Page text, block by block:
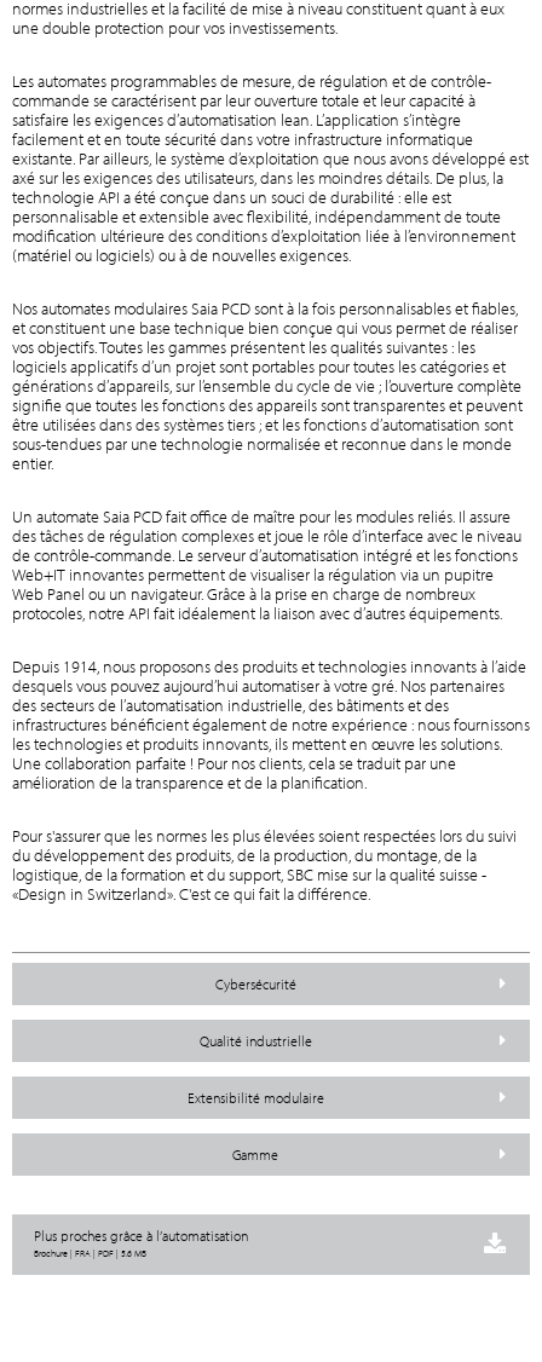
normes industrielles et la facilité de mise à niveau constituent quant à eux
une double protection pour vos investissements.
Les automates programmables de mesure, de régulation et de contrôle-
commande se caractérisent par leur ouverture totale et leur capacité à
satisfaire les exigences d’automatisation lean. L’application s’intègre
facilement et en toute sécurité dans votre infrastructure informatique
existante. Par ailleurs, le système d’exploitation que nous avons développé est
axé sur les exigences des utilisateurs, dans les moindres détails. De plus, la
technologie API a été conçue dans un souci de durabilité : elle est
personnalisable et extensible avec flexibilité, indépendamment de toute
modification ultérieure des conditions d’exploitation liée à l’environnement
(matériel ou logiciels) ou à de nouvelles exigences.
Nos automates modulaires Saia PCD sont à la fois personnalisables et fiables,
et constituent une base technique bien conçue qui vous permet de réaliser
vos objectifs. Toutes les gammes présentent les qualités suivantes : les
logiciels applicatifs d’un projet sont portables pour toutes les catégories et
générations d’appareils, sur l’ensemble du cycle de vie ; l’ouverture complète
signifie que toutes les fonctions des appareils sont transparentes et peuvent
être utilisées dans des systèmes tiers ; et les fonctions d’automatisation sont
sous-tendues par une technologie normalisée et reconnue dans le monde
entier.
Un automate Saia PCD fait office de maître pour les modules reliés. Il assure
des tâches de régulation complexes et joue le rôle d’interface avec le niveau
de contrôle-commande. Le serveur d’automatisation intégré et les fonctions
Web+IT innovantes permettent de visualiser la régulation via un pupitre
Web Panel ou un navigateur. Grâce à la prise en charge de nombreux
protocoles, notre API fait idéalement la liaison avec d’autres équipements.
Depuis 1914, nous proposons des produits et technologies innovants à l’aide
desquels vous pouvez aujourd’hui automatiser à votre gré. Nos partenaires
des secteurs de l’automatisation industrielle, des bâtiments et des
infrastructures bénéficient également de notre expérience : nous fournissons
les technologies et produits innovants, ils mettent en œuvre les solutions.
Une collaboration parfaite ! Pour nos clients, cela se traduit par une
amélioration de la transparence et de la planification.
Pour s'assurer que les normes les plus élevées soient respectées lors du suivi
du développement des produits, de la production, du montage, de la
logistique, de la formation et du support, SBC mise sur la qualité suisse -
«Design in Switzerland». C'est ce qui fait la différence.
Cybersécurité
Qualité industrielle
Extensibilité modulaire
Gamme
Plus proches grâce à l’automatisation
Brochure | FRA | PDF | 5.6 MB